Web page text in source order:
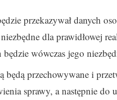
przekazywał danych
dla prawidłowej
będzie wówczas jego
będą przechowywane i
sprawy, a następnie do